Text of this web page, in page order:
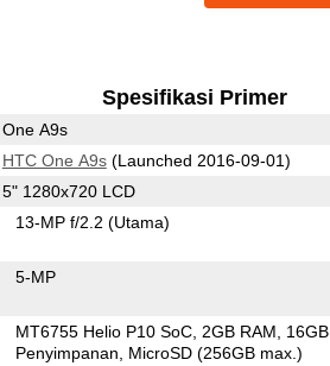
Spesifikasi Primer
One A9s
HTC One A9s(Launched 2016-09-01)
5" 1280x720 LCD
13-MP f/2.2(Utama)
5-MP
MT6755 Helio P10 SoC 2GB RAM
16GB
Penyimpanan
MicroSD (256GB max.)